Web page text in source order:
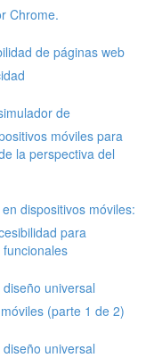
Chrome.
de páginas web
de
móviles para
la perspectiva del
dispositivos móviles:
para
universal
(parte 1 de 2)
universal